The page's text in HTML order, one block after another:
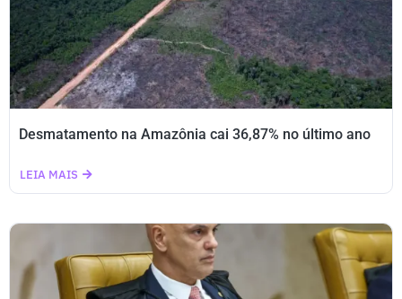
Desmatamento na Amazônia cai 36,87% no último ano
LEIA MAIS